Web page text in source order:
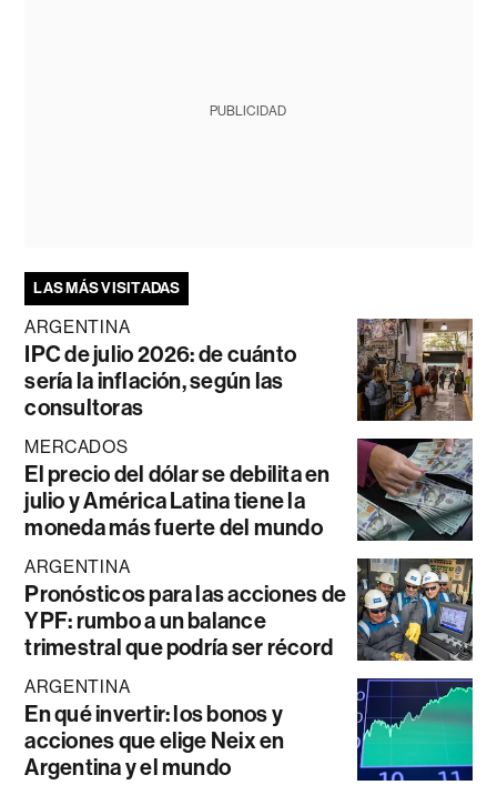
PUBLICIDAD
LAS MÁS VISITADAS
ARGENTINA
IPC de julio 2026: de cuánto
sería la inflación, según las
consultoras
MERCADOS
El precio del dólar se debilita en
julio y América Latina tiene la
moneda más fuerte del mundo
ARGENTINA
Pronósticos para las acciones de
YPF: rumbo a un balance
trimestral que podría ser récord
ARGENTINA
En qué invertir: los bonos y
acciones que elige Neix en
Argentina y el mundo